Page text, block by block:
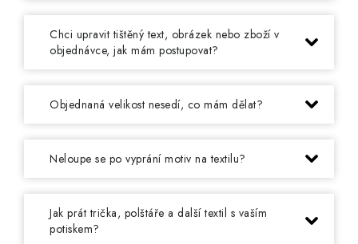
MÁM SRDCE POMÁHÁM
Časté otázky
Chci upravit tištěný text, obrázek nebo zboží v
objednávce, jak mám postupovat?
Objednaná velikost nesedí, co mám dělat?
Neloupe se po vyprání motiv na textilu?
Jak prát trička, polštáře a další textil s vaším
potiskem?